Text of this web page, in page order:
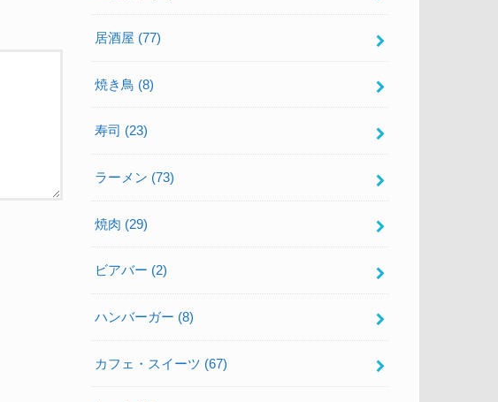
居酒屋 (77)
焼き鳥 (8)
寿司 (23)
ラーメン (73)
焼肉 (29)
ビアバー (2)
ハンバーガー (8)
カフェ・スイーツ (67)